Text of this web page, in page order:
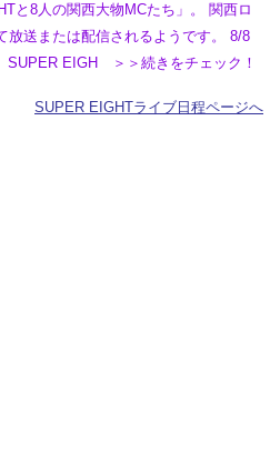
と8人の関西大物MCたち」。 関西ロ
放送または配信されるようです。 8/8
SUPER EIGH ＞＞続きをチェック！
SUPER EIGHTライブ日程ページへ